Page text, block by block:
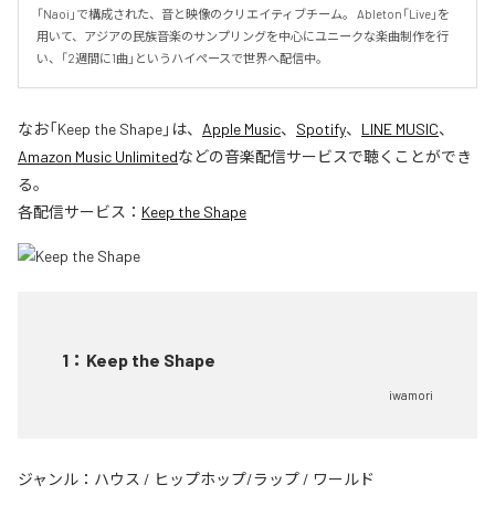
「Naoi」で構成された、音と映像のクリエイティブチーム。 Ableton「Live」を
用いて、アジアの民族音楽のサンプリングを中心にユニークな楽曲制作を行
い、「2週間に1曲」というハイペースで世界へ配信中。
なお「Keep the Shape」は、 Apple Music、 Spotify、 LINE MUSIC、
Amazon Music Unlimitedなどの音楽配信サービスで聴くことができ
る。
各配信サービス： Keep the Shape
1 ： Keep the Shape
iwamori
ジャンル： ハウス / ヒップホップ/ラップ / ワールド